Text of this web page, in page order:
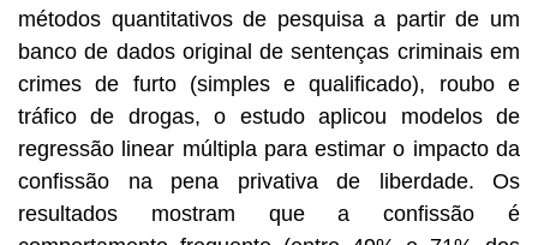
métodos quantitativos de pesquisa a partir de um
banco de dados original de sentenças criminais em
crimes de furto (simples e qualificado), roubo e
tráfico de drogas, o estudo aplicou modelos de
regressão linear múltipla para estimar o impacto da
confissão na pena privativa de liberdade. Os
resultados mostram que a confissão é